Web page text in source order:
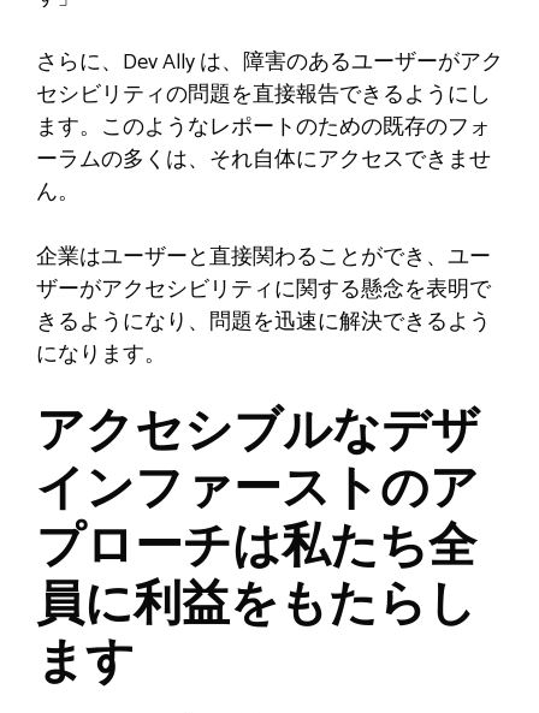
さらに、Dev Ally は、障害のあるユーザーがアク
セシビリティの問題を直接報告できるようにし
ます。このようなレポートのための既存のフォ
ーラムの多くは、それ自体にアクセスできませ
ん。
企業はユーザーと直接関わることができ、ユー
ザーがアクセシビリティに関する懸念を表明で
きるようになり、問題を迅速に解決できるよう
になります。
アクセシブルなデザ
インファーストのア
プローチは私たち全
員に利益をもたらし
ます